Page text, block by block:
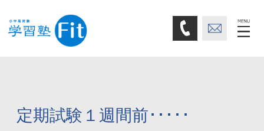
定期試験１週間前･････